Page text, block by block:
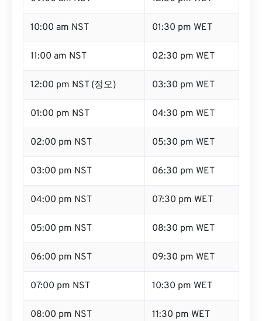
10:00 am NST 01:30 pm WET
11:00 am NST 02:30 pm WET
12:00 pm NST (정오) 03:30 pm WET
01:00 pm NST 04:30 pm WET
02:00 pm NST 05:30 pm WET
03:00 pm NST 06:30 pm WET
04:00 pm NST 07:30 pm WET
05:00 pm NST 08:30 pm WET
06:00 pm NST 09:30 pm WET
07:00 pm NST 10:30 pm WET
08:00 pm NST 11:30 pm WET